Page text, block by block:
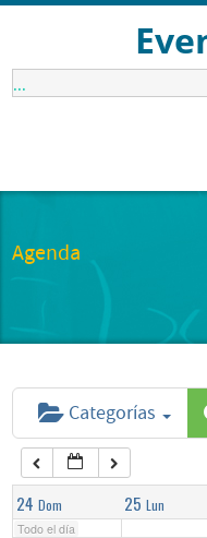
...
Agenda
Categorías
24 Dom 25 Lun
Todo el día
1:00 am
6:00 am
7:00 am